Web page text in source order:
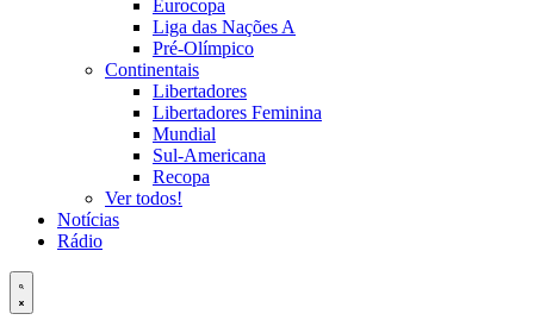
Eurocopa
Liga das Nações A
Pré-Olímpico
Continentais
Libertadores
Libertadores Feminina
Mundial
Sul-Americana
Recopa
Ver todos!
Notícias
Rádio